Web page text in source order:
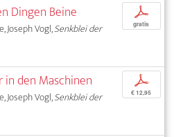
Dingen Beine
Joseph Vogl,Senkblei der
p
gratis
in den Maschinen
Joseph Vogl,Senkblei der
p
€ 12,95